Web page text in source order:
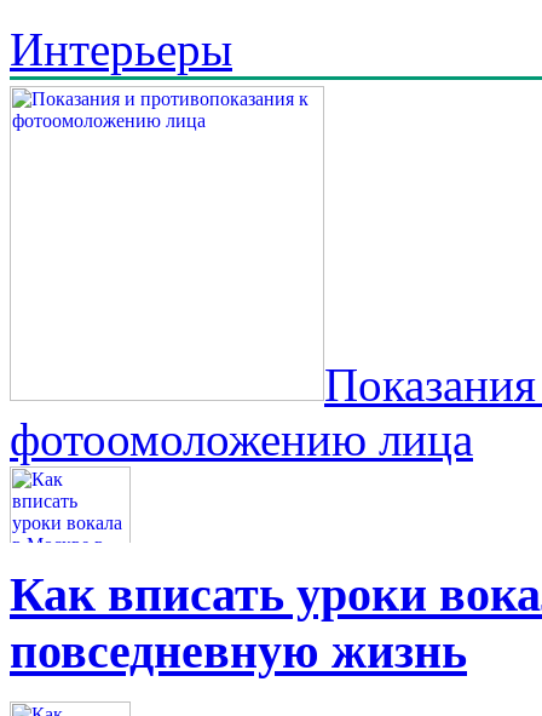
Интерьеры
фотоомоложению лица
Как вписать уроки
повседневную жизнь